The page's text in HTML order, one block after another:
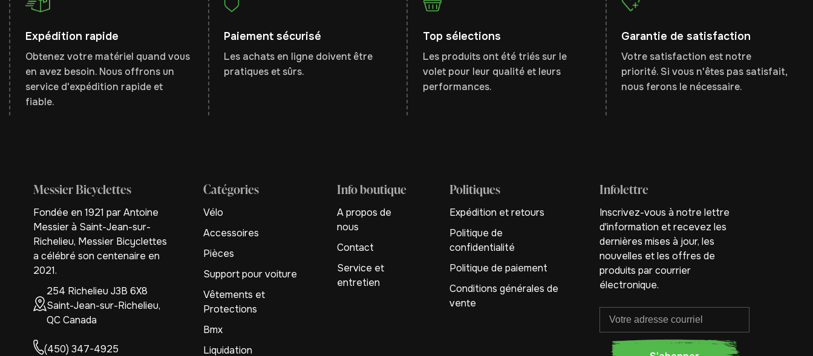
Expédition rapide
Obtenez votre matériel quand vous
en avez besoin. Nous offrons un
service d'expédition rapide et
fiable.
Paiement sécurisé
Les achats en ligne doivent être
pratiques et sûrs.
Top sélections
Les produits ont été triés sur le
volet pour leur qualité et leurs
performances.
Garantie de satisfaction
Votre satisfaction est notre
priorité. Si vous n'êtes pas satisfait,
nous ferons le nécessaire.
Messier Bicyclettes
Fondée en 1921 par Antoine
Messier à Saint-Jean-sur-
Richelieu, Messier Bicyclettes
a célébré son centenaire en
2021.
254 Richelieu J3B 6X8
Saint-Jean-sur-Richelieu,
QC Canada
(450) 347-4925
Catégories
Vélo
Accessoires
Pièces
Support pour voiture
Vêtements et
Protections
Bmx
Liquidation
Info boutique
A propos de
nous
Contact
Service et
entretien
Politiques
Expédition et retours
Politique de
confidentialité
Politique de paiement
Conditions générales de
vente
Infolettre
Inscrivez-vous à notre lettre
d'information et recevez les
dernières mises à jour, les
nouvelles et les offres de
produits par courrier
électronique.